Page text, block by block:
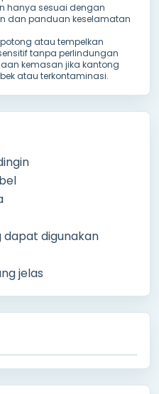
hanya sesuai dengan
dan panduan keselamatan
atau tempelkan
tanpa perlindungan
kemasan jika kantong
atau terkontaminasi.
dapat digunakan
jelas